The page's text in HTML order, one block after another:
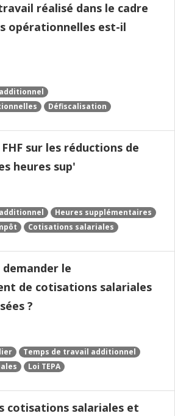
réalisé dans le cadre
opérationnelles est-il
Défiscalisation
sur les réductions de
heures sup'
Heures supplémentaires
Cotisations salariales
le
de cotisations salariales
?
Temps de travail additionnel
Loi TEPA
cotisations salariales et